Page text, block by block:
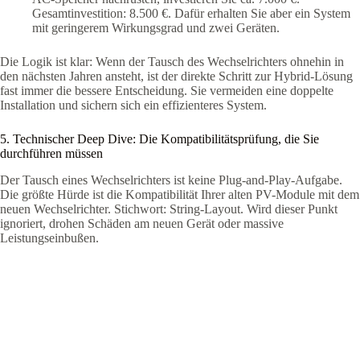
Gesamtinvestition: 8.500 €. Dafür erhalten Sie aber ein System
mit geringerem Wirkungsgrad und zwei Geräten.
Die Logik ist klar: Wenn der Tausch des Wechselrichters ohnehin in
den nächsten Jahren ansteht, ist der direkte Schritt zur Hybrid-Lösung
fast immer die bessere Entscheidung. Sie vermeiden eine doppelte
Installation und sichern sich ein effizienteres System.
5. Technischer Deep Dive: Die Kompatibilitätsprüfung, die Sie
durchführen müssen
Der Tausch eines Wechselrichters ist keine Plug-and-Play-Aufgabe.
Die größte Hürde ist die Kompatibilität Ihrer alten PV-Module mit dem
neuen Wechselrichter. Stichwort: String-Layout. Wird dieser Punkt
ignoriert, drohen Schäden am neuen Gerät oder massive
Leistungseinbußen.